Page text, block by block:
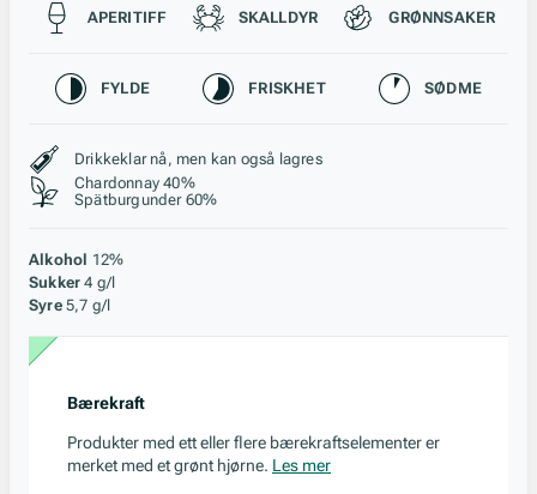
Passer til
APERITIFF SKALLDYR GRØNNSAKER
Karakteristikk
FYLDE FRISKHET SØDME
Stil, lagring og råstoff
Drikkeklar nå, men kan også lagres
Chardonnay 40%
Spätburgunder 60%
Alkohol 12%
Sukker 4 g/l
Syre 5,7 g/l
Bærekraft
Produkter med ett eller flere bærekraftselementer er
merket med et grønt hjørne. Les mer